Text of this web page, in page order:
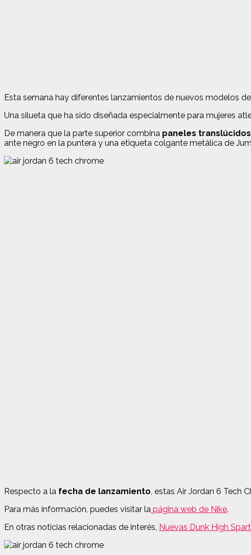
Esta semana hay diferentes lanzamientos de nuevos modelos
Una silueta que ha sido diseñada especialmente para mujeres
De manera que la parte superior combina paneles translúcidos
ante negro en la puntera y una etiqueta colgante metálica de
Respecto a la fecha de lanzamiento, estas Air Jordan 6 Tech
Para más información, puedes visitar la página web de Nike.
En otras noticias relacionadas de interés, Nuevas Dunk High